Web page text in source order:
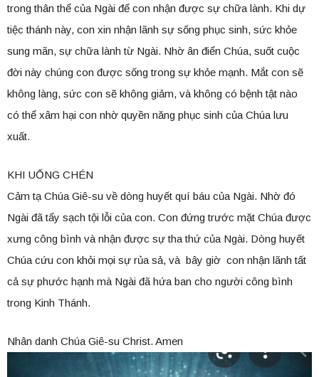
trong thân thể của Ngài để con nhận được sự chữa lành. Khi dự
tiệc thánh này, con xin nhận lãnh sự sống phục sinh, sức khỏe
sung mãn, sự chữa lành từ Ngài. Nhờ ân điển Chúa, suốt cuộc
đời này chúng con được sống trong sự khỏe mạnh. Mắt con sẽ
không làng, sức con sẽ không giảm, và không có bệnh tật nào
có thể xâm hại con nhờ quyền năng phục sinh của Chúa lưu
xuất.
KHI UỐNG CHÉN
Cảm tạ Chúa Giê-su về dòng huyết quí báu của Ngài. Nhờ đó
Ngài đã tẩy sạch tội lỗi của con. Con đứng trước mặt Chúa được
xưng công bình và nhận được sự tha thứ của Ngài. Dòng huyết
Chúa cứu con khỏi mọi sự rủa sả, và bây giờ con nhận lãnh tất
cả sự phước hạnh mà Ngài đã hứa ban cho người công bình
trong Kinh Thánh.
Nhân danh Chúa Giê-su Christ. Amen